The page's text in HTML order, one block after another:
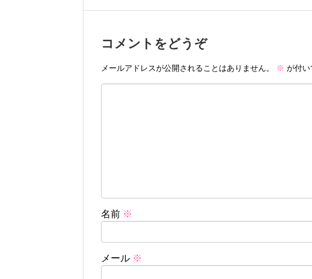
コメントをどうぞ
メールアドレスが公開されることはありません。 ※ が付い
名前 ※
メール ※